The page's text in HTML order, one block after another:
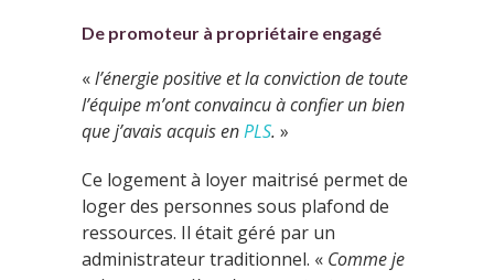
De promoteur à propriétaire engagé
«l’énergie positive et la conviction de toute
l’équipe m’ont convaincu à confier un bien
que j’avais acquis enPLS. »
Ce logement à loyer maitrisé permet de
loger des personnes sous plafond de
ressources. Il était géré par un
administrateur traditionnel. « Comme je